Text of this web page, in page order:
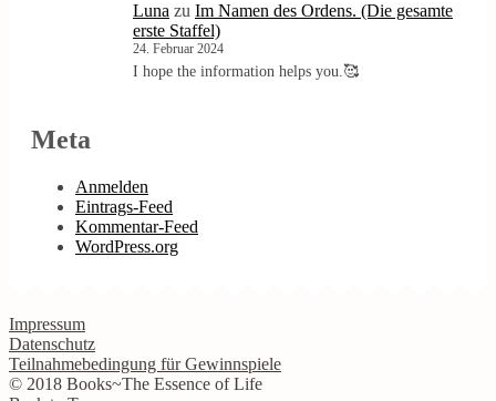
Luna zu Im Namen des Ordens. (Die gesamte
erste Staffel)
24. Februar 2024
I hope the information helps you.🥰
Meta
Anmelden
Eintrags-Feed
Kommentar-Feed
WordPress.org
Impressum
Datenschutz
Teilnahmebedingung für Gewinnspiele
© 2018 Books~The Essence of Life